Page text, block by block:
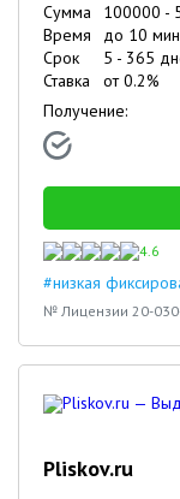
Сумма 100000 -
Время
до 10
Срок
5 - 365
Ставка
от0.2%
Получение:
4.6
#низкая
№ Лицензии 20-
Pliskov.ru